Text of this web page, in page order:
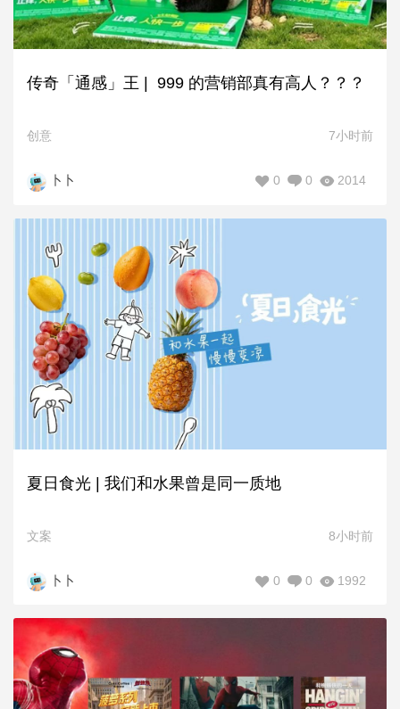
传奇「通感」王 | 999 的营销部真有高人？？？
创意 7小时前
卜卜 2014
0
0
夏日食光 | 我们和水果曾是同一质地
文案 8小时前
卜卜 1992
0
0